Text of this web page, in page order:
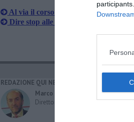
Al via il corso per smettere di fumare
Dire stop alle sigarette
REDAZIONE QUI NEWS
Marco Migli
Direttore Responsabile